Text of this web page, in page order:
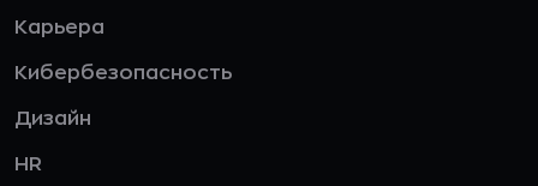
Карьера
Кибербезопасность
Дизайн
HR